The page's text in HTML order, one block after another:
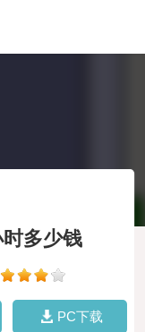
多少钱
PC下载